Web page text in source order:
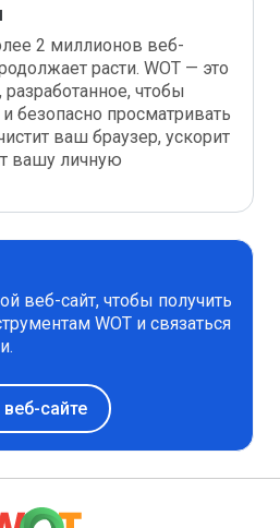
2 миллионов веб-
расти. WOT — это
чтобы
безопасно просматривать
ваш браузер, ускорит
вашу личную
веб-сайт, чтобы получить
WOT и связаться
сайте